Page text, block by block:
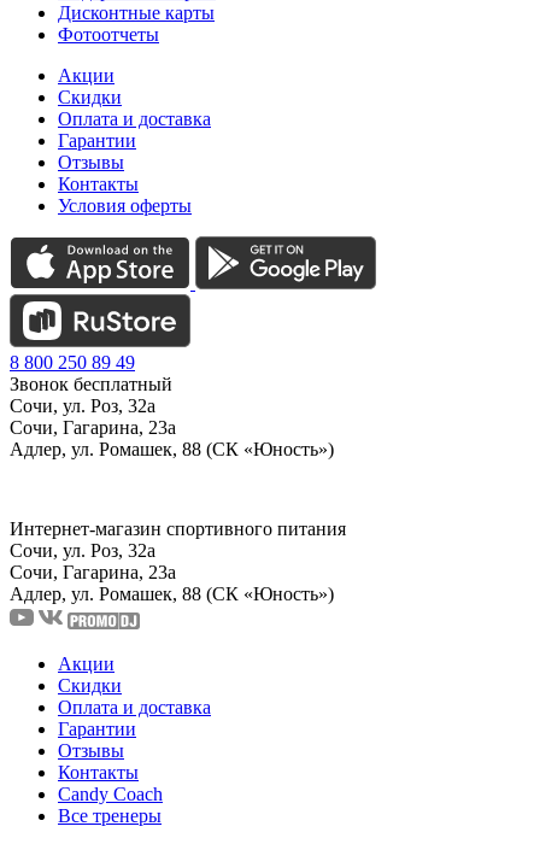
Дисконтные карты
Фотоотчеты
Акции
Скидки
Оплата и доставка
Гарантии
Отзывы
Контакты
Условия оферты
8 800 250 89 49
Звонок бесплатный
Сочи, ул. Роз, 32а
Сочи, Гагарина, 23а
Адлер, ул. Ромашек, 88 (СК «Юность»)
Интернет-магазин спортивного питания
Сочи, ул. Роз, 32а
Сочи, Гагарина, 23а
Адлер, ул. Ромашек, 88 (СК «Юность»)
Акции
Скидки
Оплата и доставка
Гарантии
Отзывы
Контакты
Candy Coach
Все тренеры